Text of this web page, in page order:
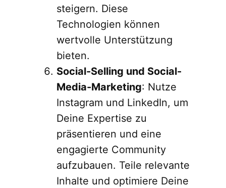
steigern. Diese
Technologien können
wertvolle Unterstützung
bieten.
Social-Selling und Social-
Media-Marketing: Nutze
Instagram und LinkedIn, um
Deine Expertise zu
präsentieren und eine
engagierte Community
aufzubauen. Teile relevante
Inhalte und optimiere Deine